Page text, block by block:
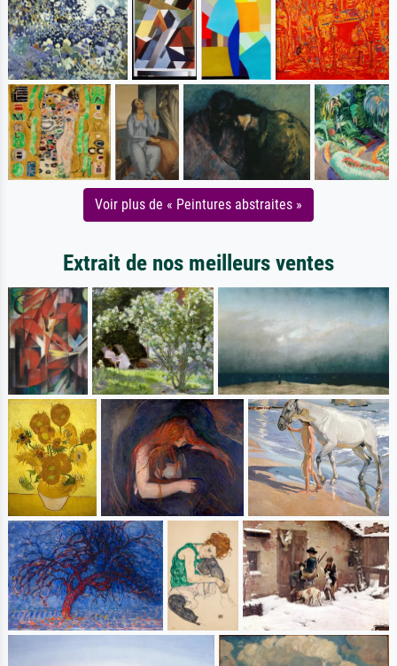
Voir plus de « Peintures abstraites »
Extrait de nos meilleurs ventes